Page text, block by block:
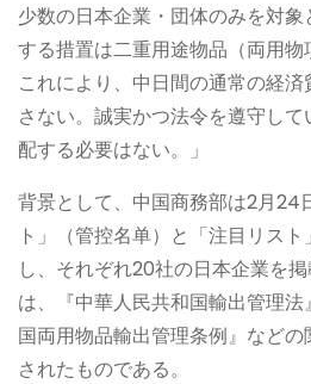
少数の日本企業・団体のみを対
する措置は二重用途物品（両用物
これにより、中日間の通常の経
さない。誠実かつ法令を遵守し
配する必要はない。」
背景として、中国商務部は2月24
ト」（管控名单）と「注目リス
し、それぞれ20社の日本企業を
は、『中華人民共和国輸出管理
国両用物品輸出管理条例』など
されたものである。